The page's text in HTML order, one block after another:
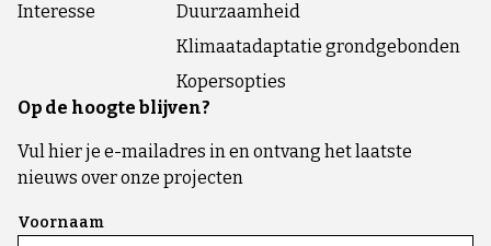
Interesse
Duurzaamheid
Klimaatadaptatie grondgebonden
Kopersopties
Op de hoogte blijven?
Vul hier je e-mailadres in en ontvang het laatste
nieuws over onze projecten
Voornaam